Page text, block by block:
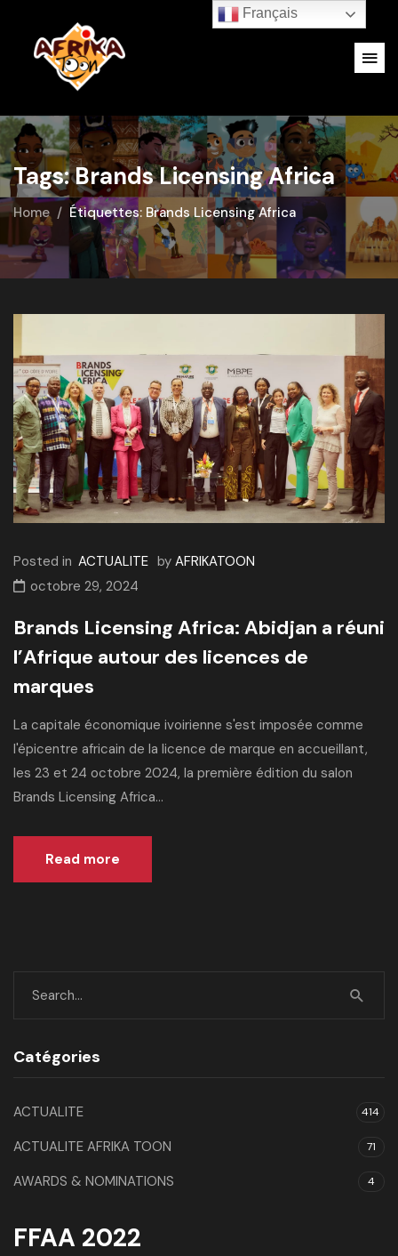
Tags: Brands Licensing Africa
Home Étiquettes: Brands Licensing Africa
Posted in ACTUALITE by AFRIKATOON
octobre 29, 2024
Brands Licensing Africa: Abidjan a réuni
l’Afrique autour des licences de
marques
La capitale économique ivoirienne s'est imposée comme
l'épicentre africain de la licence de marque en accueillant,
les 23 et 24 octobre 2024, la première édition du salon
Brands Licensing Africa...
Read more
Catégories
ACTUALITE 414
ACTUALITE AFRIKA TOON 71
AWARDS & NOMINATIONS 4
FFAA 2022
Français